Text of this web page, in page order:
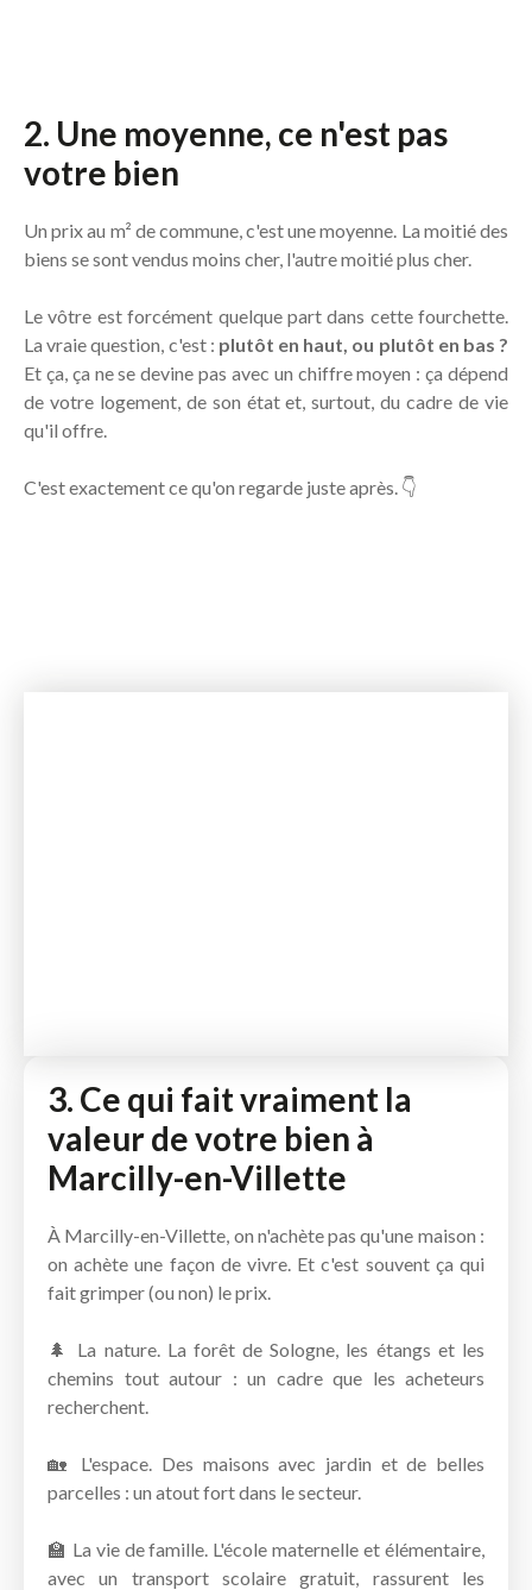
2. Une moyenne, ce n'est pas
votre bien
Un prix au m² de commune, c'est une moyenne. La moitié des
biens se sont vendus moins cher, l'autre moitié plus cher.
Le vôtre est forcément quelque part dans cette fourchette.
La vraie question, c'est : plutôt en haut, ou plutôt en bas ?
Et ça, ça ne se devine pas avec un chiffre moyen : ça dépend
de votre logement, de son état et, surtout, du cadre de vie
qu'il offre.
C'est exactement ce qu'on regarde juste après. 👇
3. Ce qui fait vraiment la
valeur de votre bien à
Marcilly-en-Villette
À Marcilly-en-Villette, on n'achète pas qu'une maison :
on achète une façon de vivre. Et c'est souvent ça qui
fait grimper (ou non) le prix.
🌲 La nature. La forêt de Sologne, les étangs et les
chemins tout autour : un cadre que les acheteurs
recherchent.
🏡 L'espace. Des maisons avec jardin et de belles
parcelles : un atout fort dans le secteur.
🏫 La vie de famille. L'école maternelle et élémentaire,
avec un transport scolaire gratuit, rassurent les